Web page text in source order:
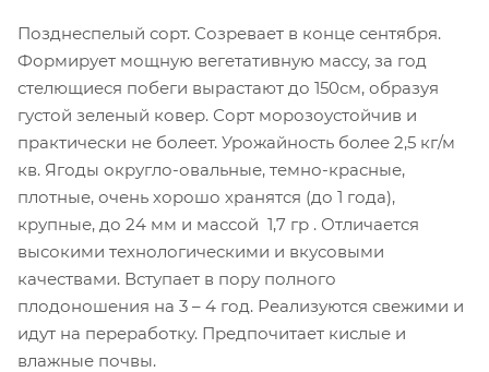
Позднеспелый сорт. Созревает в конце сентября.
Формирует мощную вегетативную массу, за год
стелющиеся побеги вырастают до 150см, образуя
густой зеленый ковер. Сорт морозоустойчив и
практически не болеет. Урожайность более 2,5 кг/м
кв. Ягоды округло-овальные, темно-красные,
плотные, очень хорошо хранятся (до 1 года),
крупные, до 24 мм и массой 1,7 гр . Отличается
высокими технологическими и вкусовыми
качествами. Вступает в пору полного
плодоношения на 3 – 4 год. Реализуются свежими и
идут на переработку. Предпочитает кислые и
влажные почвы.